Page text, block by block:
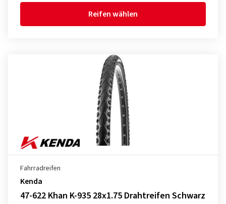
Reifen wählen
Fahrradreifen
Kenda
47-622 Khan K-935 28x1.75 Drahtreifen Schwarz